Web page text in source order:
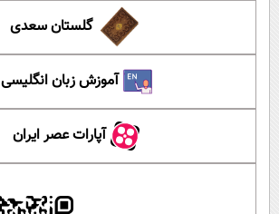
گلستان سعدی
آموزش زبان انگلیسی
آپارات عصر ایران